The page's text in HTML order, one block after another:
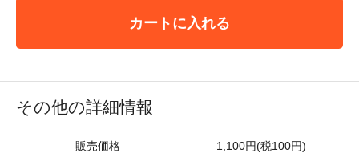
カートに入れる
その他の詳細情報
販売価格 1,100円(税100円)